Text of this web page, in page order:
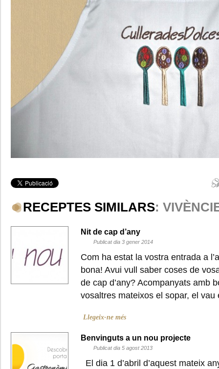
RECEPTES SIMILARS:
Nit de cap d’any
Publicat dia 3 gener 2014
Com ha estat la vostra entrada a
bona! Avui vull saber coses de
de cap d’any? Acompanyats amb
vosaltres mateixos el sopar, el
Llegeix-ne més
Benvinguts a un nou projecte
Publicat dia 5 agost 2013
El dia 1 d’abril d’aquest mateix